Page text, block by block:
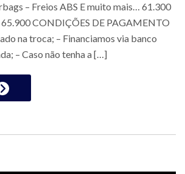
– Freios ABS E muito mais… 61.300
65.900 CONDIÇÕES DE PAGAMENTO
na troca; – Financiamos via banco
– Caso não tenha a […]